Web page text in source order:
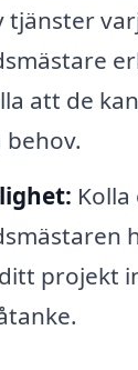
tjänster
att de
behov.
Kolla
projekt